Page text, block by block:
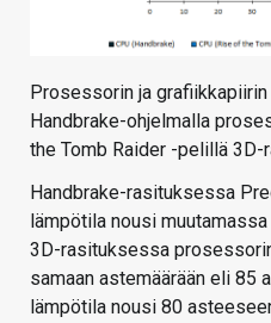
Prosessorin ja
Handbrake-ohjelmalla
the Tomb Raider -pelillä
Handbrake-rasituksessa
lämpötila nousi
3D-rasituksessa
samaan astemäärään eli 85
lämpötila nousi 80